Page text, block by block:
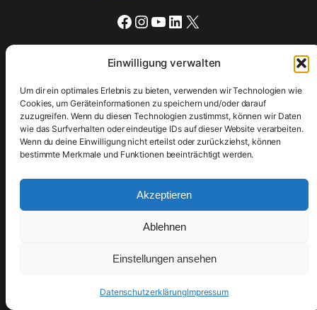
Einwilligung verwalten
Um dir ein optimales Erlebnis zu bieten, verwenden wir Technologien wie
Cookies, um Geräteinformationen zu speichern und/oder darauf
zuzugreifen. Wenn du diesen Technologien zustimmst, können wir Daten
wie das Surfverhalten oder eindeutige IDs auf dieser Website verarbeiten.
Wenn du deine Einwilligung nicht erteilst oder zurückziehst, können
bestimmte Merkmale und Funktionen beeinträchtigt werden.
Akzeptieren
Ablehnen
Einstellungen ansehen
DatenschutzerklärungImpressum
Facebook
Instagram
YouTube
LinkedIn
X
ZurRoyal Enfield Hauptseite